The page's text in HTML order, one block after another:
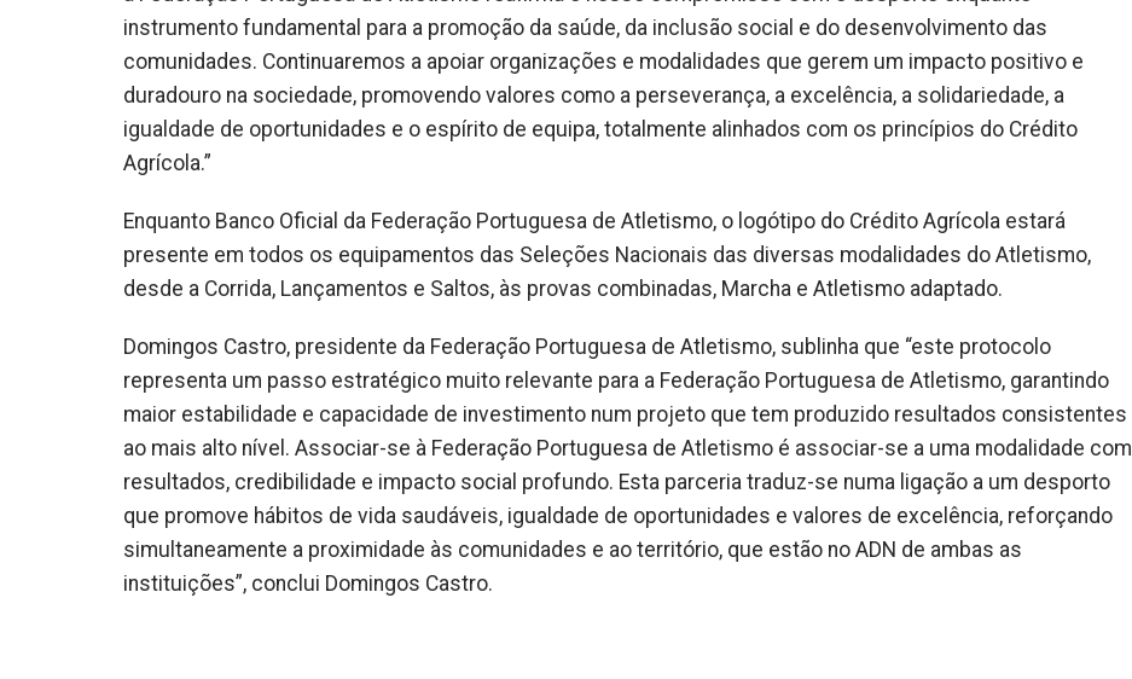
instrumento fundamental para a promoção da saúde, da inclusão social e do desenvolvimento das
comunidades. Continuaremos a apoiar organizações e modalidades que gerem um impacto positivo e
duradouro na sociedade, promovendo valores como a perseverança, a excelência, a solidariedade, a
igualdade de oportunidades e o espírito de equipa, totalmente alinhados com os princípios do Crédito
Agrícola.”
Enquanto Banco Oficial da Federação Portuguesa de Atletismo, o logótipo do Crédito Agrícola estará
presente em todos os equipamentos das Seleções Nacionais das diversas modalidades do Atletismo,
desde a Corrida, Lançamentos e Saltos, às provas combinadas, Marcha e Atletismo adaptado.
Domingos Castro, presidente da Federação Portuguesa de Atletismo, sublinha que “este protocolo
representa um passo estratégico muito relevante para a Federação Portuguesa de Atletismo, garantindo
maior estabilidade e capacidade de investimento num projeto que tem produzido resultados consistentes
ao mais alto nível. Associar-se à Federação Portuguesa de Atletismo é associar-se a uma modalidade com
resultados, credibilidade e impacto social profundo. Esta parceria traduz-se numa ligação a um desporto
que promove hábitos de vida saudáveis, igualdade de oportunidades e valores de excelência, reforçando
simultaneamente a proximidade às comunidades e ao território, que estão no ADN de ambas as
instituições”, conclui Domingos Castro.